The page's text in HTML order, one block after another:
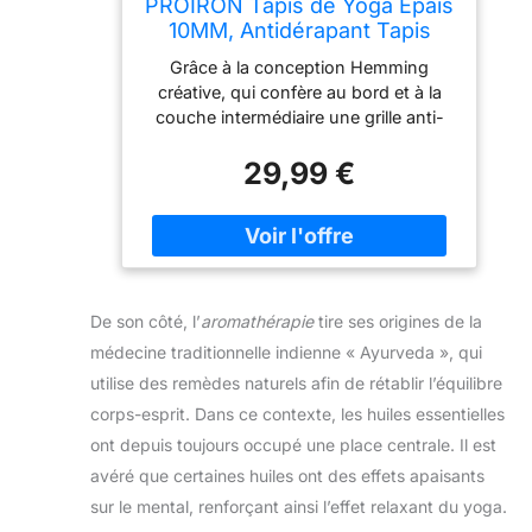
PROIRON Tapis de Yoga Epais
10MM, Antidérapant Tapis
d'exercice Fitness, Tapis de
Gymnastique pour Yoga
Pilates Gym Exercices Sport
Camping Voyage, en Mousse
Grâce à la conception Hemming
créative, qui confère au bord et à la
couche intermédiaire une grille anti-
plus durables, durables et faciles à
nettoyer. MATÉRIEL - Avec son
matériau NBR en mousse haute
densité, le matelas de yoga et de
fitness PROIRON soutient la colonne
les coudes sur les sols durs. ANTI-
SLIP - Empêche la rupture grâce au
nouveau design avec filet intégré
contre la casse. Vous pouvez utiliser
ce matelas pour des positions de
yoga et des exercices difficiles. Taille-
183 x 66cm, épaisseur de 10mm - Le
matelas garantit un confort pour les
personnes de toutes formes et tailles.
29,99 €
De son côté, l’aromathérapietire ses origines de la
médecine traditionnelle indienne « Ayurveda », qui
utilise des remèdes naturels afin de rétablir l’équilibre
corps-esprit. Dans ce contexte, les huiles essentielles
ont depuis toujours occupé une place centrale. Il est
avéré que certaines huiles ont des effets apaisants
sur le mental, renforçant ainsi l’effet relaxant du yoga.